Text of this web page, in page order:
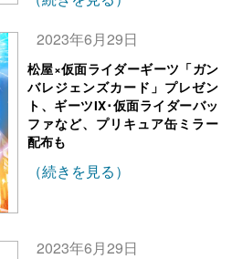
2023年6月29日
松屋×仮面ライダーギーツ「ガン
バレジェンズカード」プレゼン
ト、ギーツIX･仮面ライダーバッ
ファなど、プリキュア缶ミラー
配布も
（続きを見る）
2023年6月29日